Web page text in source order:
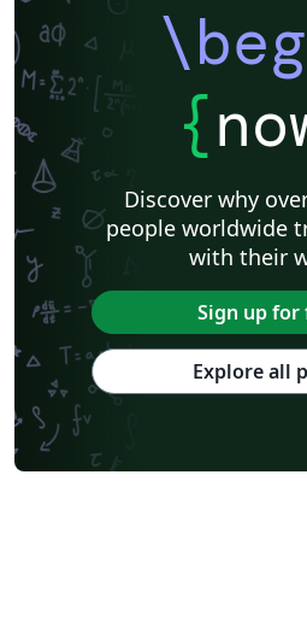
{
Discover why
people worldwide
with their
Sign up for
Explore all